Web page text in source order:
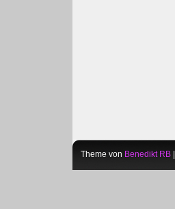
Theme von Benedikt RB